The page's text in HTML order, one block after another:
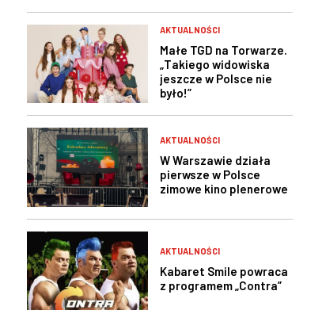
AKTUALNOŚCI
Małe TGD na Torwarze.
„Takiego widowiska
jeszcze w Polsce nie
było!”
AKTUALNOŚCI
W Warszawie działa
pierwsze w Polsce
zimowe kino plenerowe
AKTUALNOŚCI
Kabaret Smile powraca
z programem „Contra”